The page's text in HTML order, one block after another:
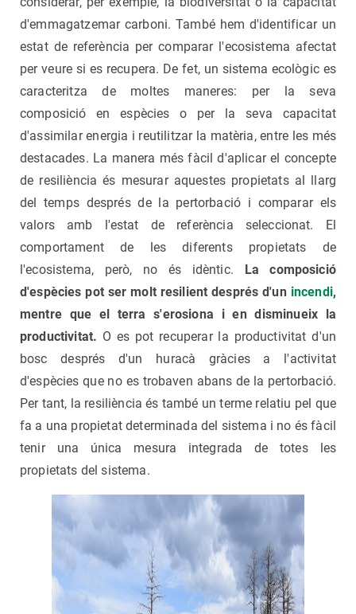
d'emmagatzemar carboni. També hem d'identificar un
estat de referència per comparar l'ecosistema afectat
per veure si es recupera. De fet, un sistema ecològic es
caracteritza de moltes maneres: per la seva
composició en espècies o per la seva capacitat
d'assimilar energia i reutilitzar la matèria, entre les més
destacades. La manera més fàcil d'aplicar el concepte
de resiliència és mesurar aquestes propietats al llarg
del temps després de la pertorbació i comparar els
valors amb l'estat de referència seleccionat. El
comportament de les diferents propietats de
l'ecosistema, però, no és idèntic.
La composició
d'espècies pot ser molt resilient després d'un incendi,
mentre que el terra s'erosiona i en disminueix la
productivitat. O es pot recuperar la productivitat d'un
bosc després d'un huracà gràcies a l'activitat
d'espècies que no es trobaven abans de la pertorbació.
Per tant, la resiliència és també un terme relatiu pel que
fa a una propietat determinada del sistema i no és fàcil
tenir una única mesura integrada de totes les
propietats del sistema.